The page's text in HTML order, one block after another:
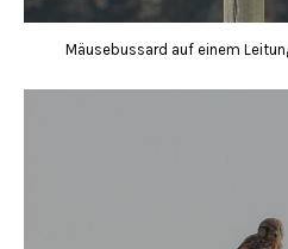
Mäusebussard auf einem